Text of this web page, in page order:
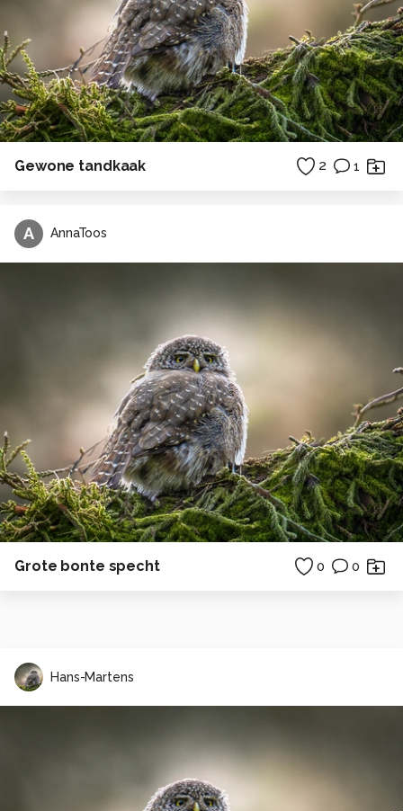
Gewone tandkaak 2 1
A AnnaToos
Grote bonte specht 0 0
Hans-Martens